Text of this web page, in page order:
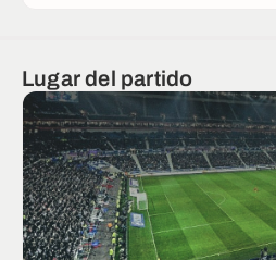
Lugar del partido